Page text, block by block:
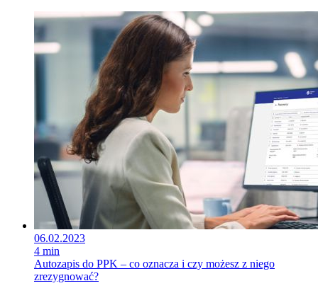
06.02.2023
4 min
Autozapis do PPK – co oznacza i czy możesz z niego
zrezygnować?